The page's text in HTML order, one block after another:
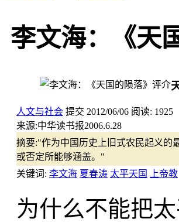
李文海：《天
人文与社会 提交 2012/06/06 阅读: 1925
来源:中华读书报2006.6.28
摘要:"作为中国历史上旧式农民起义的
或否定所能够涵盖。"
关键词: 李文海 夏春涛 太平天国 上帝教
为什么不能把